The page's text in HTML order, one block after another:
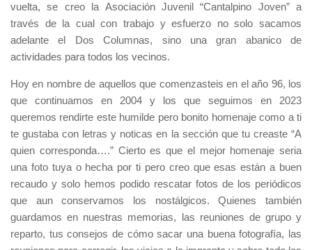
vuelta, se creo la Asociación Juvenil “Cantalpino Joven” a
través de la cual con trabajo y esfuerzo no solo sacamos
adelante el Dos Columnas, sino una gran abanico de
actividades para todos los vecinos.
Hoy en nombre de aquellos que comenzasteis en el año 96, los
que continuamos en 2004 y los que seguimos en 2023
queremos rendirte este humilde pero bonito homenaje como a ti
te gustaba con letras y noticas en la sección que tu creaste “A
quien corresponda….” Cierto es que el mejor homenaje seria
una foto tuya o hecha por ti pero creo que esas están a buen
recaudo y solo hemos podido rescatar fotos de los periódicos
que aun conservamos los nostálgicos. Quienes también
guardamos en nuestras memorias, las reuniones de grupo y
reparto, tus consejos de cómo sacar una buena fotografía, las